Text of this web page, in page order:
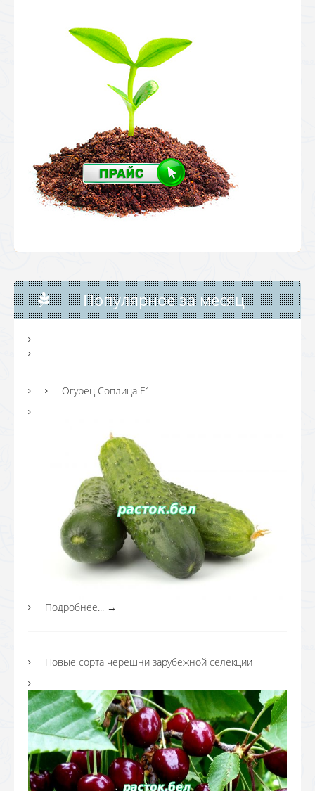
Популярное за месяц
Огурец Соплица F1
Подробнее... →
Новые сорта черешни зарубежной селекции